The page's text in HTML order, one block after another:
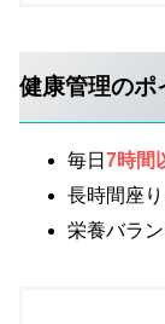
健康管理のポ
毎日 7時間
長時間座
栄養バラ